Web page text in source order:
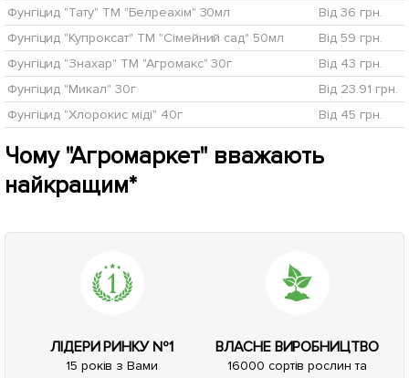
Фунгіцид "Тату" ТМ "Белреахім" 30мл
Від 36 грн.
Фунгіцид "Купроксат" ТМ "Сімейний сад" 50мл
Від 59 грн.
Фунгіцид "Знахар" ТМ "Агромакс" 30г
Від 43 грн.
Фунгіцид "Микал" 30г
Від 23.91 грн.
Фунгіцид "Хлорокис міді" 40г
Від 45 грн.
Чому "Агромаркет" вважають
найкращим*
ЛІДЕРИ РИНКУ №1
15 років з Вами
ВЛАСНЕ ВИРОБНИЦТВО
16000 сортів рослин та